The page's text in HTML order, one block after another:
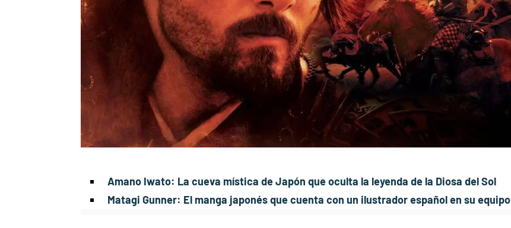
Amano Iwato: La cueva mística de Japón que oculta la leyenda de la Diosa del Sol
Matagi Gunner: El manga japonés que cuenta con un ilustrador español en su equipo